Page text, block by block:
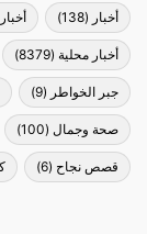
أخبار (138)
أخبار محلية (8379)
جبر الخواطر (9)
صحة وجمال (100)
قصص نجاح (6)